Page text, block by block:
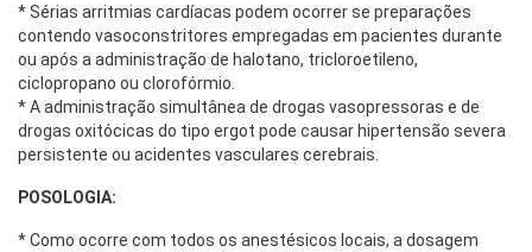
* Sérias arritmias cardíacas podem ocorrer se preparações
contendo vasoconstritores empregadas em pacientes durante
ou após a administração de halotano, tricloroetileno,
ciclopropano ou clorofórmio.
* A administração simultânea de drogas vasopressoras e de
drogas oxitócicas do tipo ergot pode causar hipertensão severa
persistente ou acidentes vasculares cerebrais.
POSOLOGIA:
* Como ocorre com todos os anestésicos locais, a dosagem